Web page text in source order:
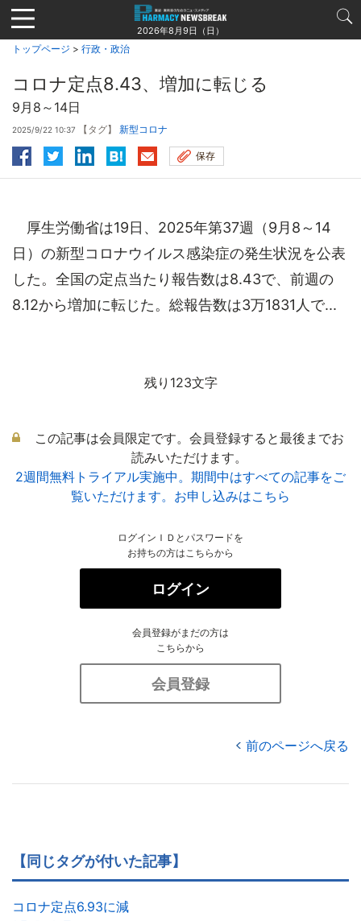
Jump
to
navigation
2026年8月9日（日）
トップページ > 行政・政治
コロナ定点8.43、増加に転じる
9月8～14日
2025/9/22 10:37 【タグ】 新型コロナ
保存
厚生労働省は19日、2025年第37週（9月8～14
日）の新型コロナウイルス感染症の発生状況を公表
した。全国の定点当たり報告数は8.43で、前週の
8.12から増加に転じた。総報告数は3万1831人で...
残り123文字
この記事は会員限定です。会員登録すると最後までお
読みいただけます。
2週間無料トライアル実施中。期間中はすべての記事をご
覧いただけます。お申し込みはこちら
ログインＩＤとパスワードを
お持ちの方はこちらから
ログイン
会員登録がまだの方は
こちらから
会員登録
前のページへ戻る
【同じタグが付いた記事】
コロナ定点6.93に減